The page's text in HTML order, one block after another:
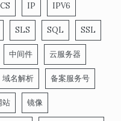
IP IPV6
SLS SQL SSL
中间件 云服务器
域名解析 备案服务号
站 镜像